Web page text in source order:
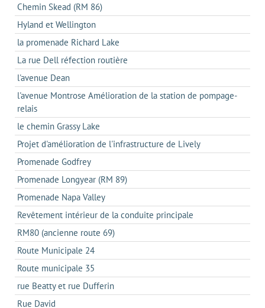
Chemin Skead (RM 86)
Hyland et Wellington
la promenade Richard Lake
La rue Dell réfection routière
l'avenue Dean
l'avenue Montrose Amélioration de la station de pompage-
relais
le chemin Grassy Lake
Projet d'amélioration de l'infrastructure de Lively
Promenade Godfrey
Promenade Longyear (RM 89)
Promenade Napa Valley
Revêtement intérieur de la conduite principale
RM80 (ancienne route 69)
Route Municipale 24
Route municipale 35
rue Beatty et rue Dufferin
Rue David